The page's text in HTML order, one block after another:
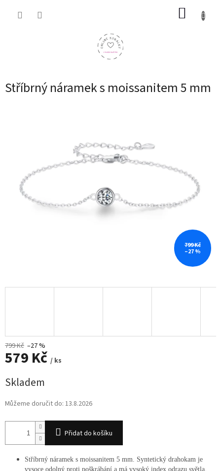
Stříbrný náramek s moissanitem 5 mm
799 Kč
–27 %
799 Kč –27 %
579 Kč / ks
cena:
Skladem
Můžeme doručit do: 13.8.2026
Přidat do košíku
Stříbrný náramek s moissanitem 5 mm. Syntetický drahokam je
vysoce odolný proti poškrábání a má vysoký index odrazu světla.